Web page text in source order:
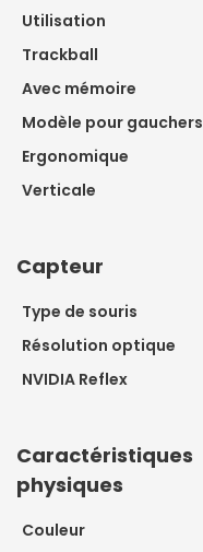
Utilisation
Trackball
Avec mémoire
Modèle pour gauchers
Ergonomique
Verticale
Capteur
Type de souris
Résolution optique
NVIDIA Reflex
Caractéristiques
physiques
Couleur